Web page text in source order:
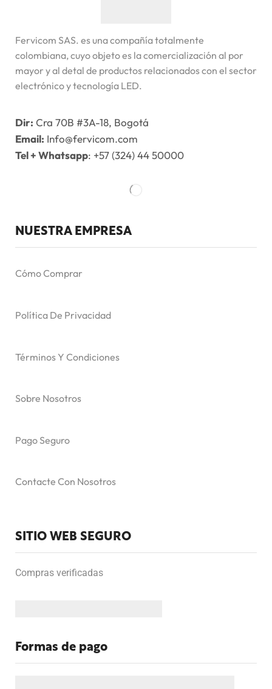
Fervicom SAS. es una compañía totalmente
colombiana, cuyo objeto es la comercialización al por
mayor y al detal de productos relacionados con el sector
electrónico y tecnología LED.
Dir: Cra 70B #3A-18, Bogotá
Email: Info@fervicom.com
Tel + Whatsapp: +57 (324) 44 50000
NUESTRA EMPRESA
Cómo Comprar
Política De Privacidad
Términos Y Condiciones
Sobre Nosotros
Pago Seguro
Contacte Con Nosotros
SITIO WEB SEGURO
Compras verificadas
Formas de pago